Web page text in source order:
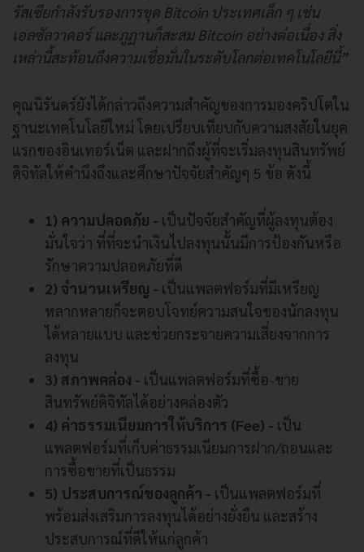
รัสเซียกำลังรับรองการขุด Bitcoin ประเทศเล็ก ๆ เช่น
เอลซัลวาดอร์ และภูฏานก็สะสม Bitcoin อย่างต่อเนื่อง สิ่ง
เหล่านี้สะท้อนถึงความเชื่อมั่นในระดับโลกต่อเทคโนโลยีนี้”
คุณนิรันดร์ยังได้กล่าวถึงความสำคัญของการมองคริปโตใน
ฐานะเทคโนโลยีใหม่ โดยเปรียบเทียบกับความสงสัยในยุค
แรกของอินเทอร์เน็ต และฝากถึงผู้ที่จะเริ่มลงทุนสินทรัพย์
ดิจิทัลให้คำนึงถึงและศึกษาปัจจัยสำคัญๆ 5 ข้อ ดังนี้
1) ความปลอดภัย - เป็นปัจจัยสำคัญที่ผู้ลงทุนต้อง
มั่นใจว่า ที่ที่จะนำเงินไปลงทุนนั้นมีการป้องกันหรือ
รักษาความปลอดภัยที่ดี
2) จำนวนเหรียญ - เป็นแพลตฟอร์มที่มีเหรียญ
หลากหลายก็จะตอบโจทย์ความสนใจของนักลงทุน
ได้หลายแบบ และช่วยกระจายความเสี่ยงจากการ
ลงทุน
3) สภาพคล่อง - เป็นแพลตฟอร์มที่ซื้อ-ขาย
สินทรัพย์ดิจิทัลได้อย่างคล่องตัว
4) ค่าธรรมเนียมการให้บริการ (Fee) - เป็น
แพลตฟอร์มที่เก็บค่าธรรมเนียมการฝาก/ถอนและ
การซื้อขายที่เป็นธรรม
5) ประสบการณ์ของลูกค้า - เป็นแพลตฟอร์มที่
พร้อมส่งเสริมการลงทุนได้อย่างยั่งยืน และสร้าง
ประสบการณ์ที่ดีให้แก่ลูกค้า